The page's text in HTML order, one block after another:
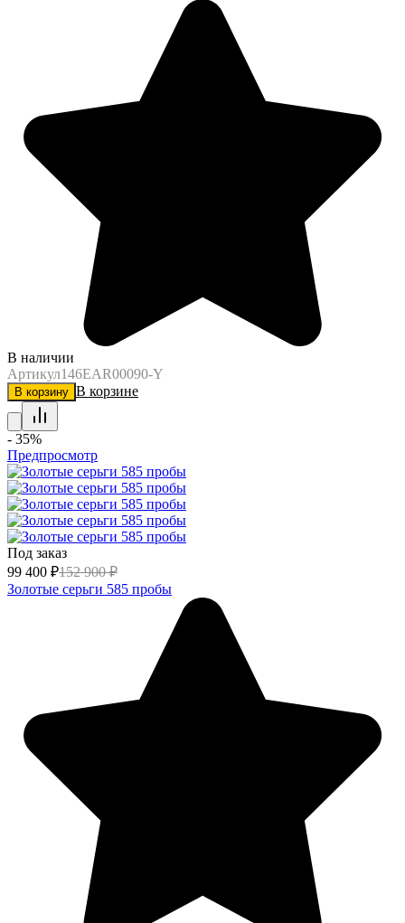
В наличии
Артикул146EAR00090-Y
В корзину В корзине
- 35%
Предпросмотр
Под заказ
99 400 ₽152 900 ₽
Золотые серьги 585 пробы